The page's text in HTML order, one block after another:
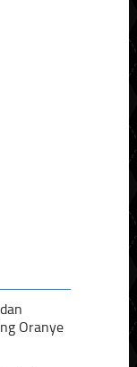
Oranye